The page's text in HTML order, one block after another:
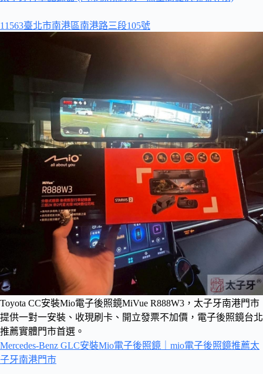
11563臺北市南港區南港路三段105號
Toyota CC安裝Mio電子後照鏡MiVue R888W3，太子牙南港門市
提供一對一安裝、收現刷卡、開立發票不加價，電子後照鏡台北
推薦實體門市首選。
Mercedes-Benz GLC安裝Mio電子後照鏡｜mio電子後照鏡推薦太
子牙南港門市